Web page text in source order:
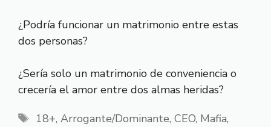
¿Podría funcionar un matrimonio entre estas
dos personas?
¿Sería solo un matrimonio de conveniencia o
crecería el amor entre dos almas heridas?
Etiquetas
18+, Arrogante/Dominante, CEO, Mafia,